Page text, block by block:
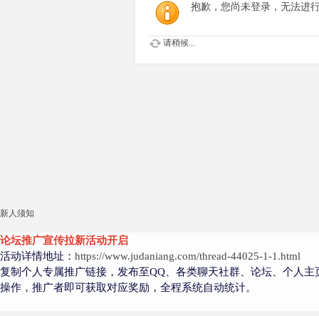
抱歉，您尚未登录，无法进
请稍候...
新人须知
论坛推广宣传拉新活动开启
活动详情地址： https://www.judaniang.com/thread-44025-1-1.html
复制个人专属推广链接，发布至QQ、各类聊天社群、论坛、个人
操作，推广者即可获取对应奖励，全程系统自动统计。